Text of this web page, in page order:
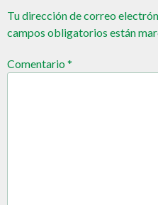
Tu dirección de correo
campos obligatorios están
Comentario*